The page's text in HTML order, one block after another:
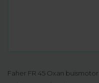
Faher FR 45 Oxan